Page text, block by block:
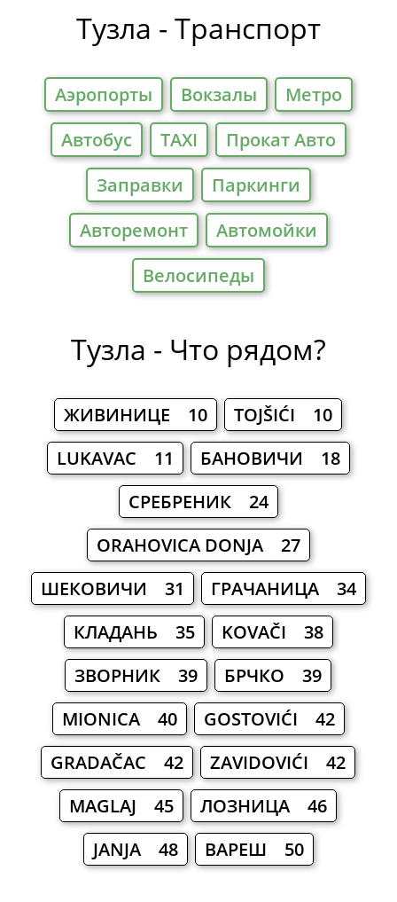
Тузла - Транспорт
Аэропорты Вокзалы
Метро
Автобус
TAXI
Прокат Авто
Заправки
Паркинги
Авторемонт
Автомойки
Велосипеды
Тузла - Что рядом?
ЖИВИНИЦЕ 10
TOJŠIĆI 10
LUKAVAC 11
БАНОВИЧИ 18
СРЕБРЕНИК 24
ORAHOVICA DONJA 27
ШЕКОВИЧИ 31
ГРАЧАНИЦА 34
КЛАДАНЬ 35
KOVAČI 38
ЗВОРНИК 39
БРЧКО 39
MIONICA 40
GOSTOVIĆI 42
GRADAČAC 42
ZAVIDOVIĆI 42
MAGLAJ 45
ЛОЗНИЦА 46
JANJA 48
ВАРЕШ 50